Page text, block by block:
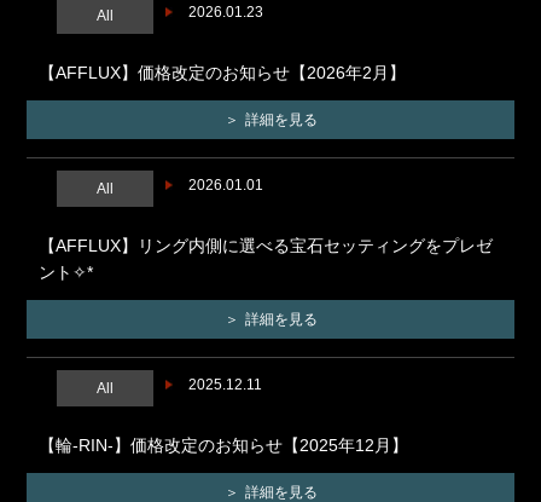
2026.01.23
All
【AFFLUX】価格改定のお知らせ【2026年2月】
詳細を見る
2026.01.01
All
【AFFLUX】リング内側に選べる宝石セッティングをプレゼ
ント✧*
詳細を見る
2025.12.11
All
【輪-RIN-】価格改定のお知らせ【2025年12月】
詳細を見る